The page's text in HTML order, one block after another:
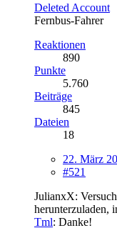
Deleted Account
Fernbus-Fahrer
Reaktionen
890
Punkte
5.760
Beiträge
845
Dateien
18
22. März
#521
JulianxX:
herunterzuladen,
Tml: Danke!